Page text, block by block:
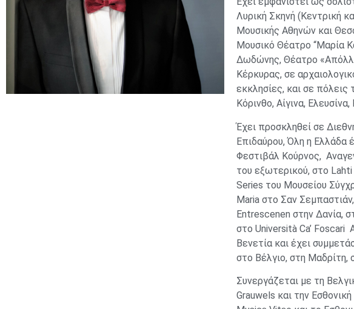
Λυρική Σκηνή (Κεντρική
Μουσικής Αθηνών και
Μουσικό Θέατρο “Μαρία
Δωδώνης, Θέατρο
Κέρκυρας, σε
εκκλησίες, και σε
Κόρινθο, Αίγινα,
Έχει προσκληθεί σε
Επιδαύρου, Όλη η Ελλάδα
Φεστιβάλ Κούρνος,
του εξωτερικού, στο
Series του Μουσείου
Maria στο Σαν
Entrescenen στην Δανία,
στο Università Ca’ Foscari
Βενετία και έχει
στο Βέλγιο, στη Μαδρίτη,
Συνεργάζεται με τη
Grauwels και την